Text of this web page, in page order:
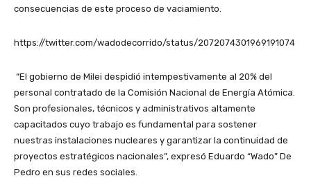
consecuencias de este proceso de vaciamiento.
https://twitter.com/wadodecorrido/status/2072074301969191074
“El gobierno de Milei despidió intempestivamente al 20% del
personal contratado de la Comisión Nacional de Energía Atómica.
Son profesionales, técnicos y administrativos altamente
capacitados cuyo trabajo es fundamental para sostener
nuestras instalaciones nucleares y garantizar la continuidad de
proyectos estratégicos nacionales”, expresó Eduardo “Wado” De
Pedro en sus redes sociales.